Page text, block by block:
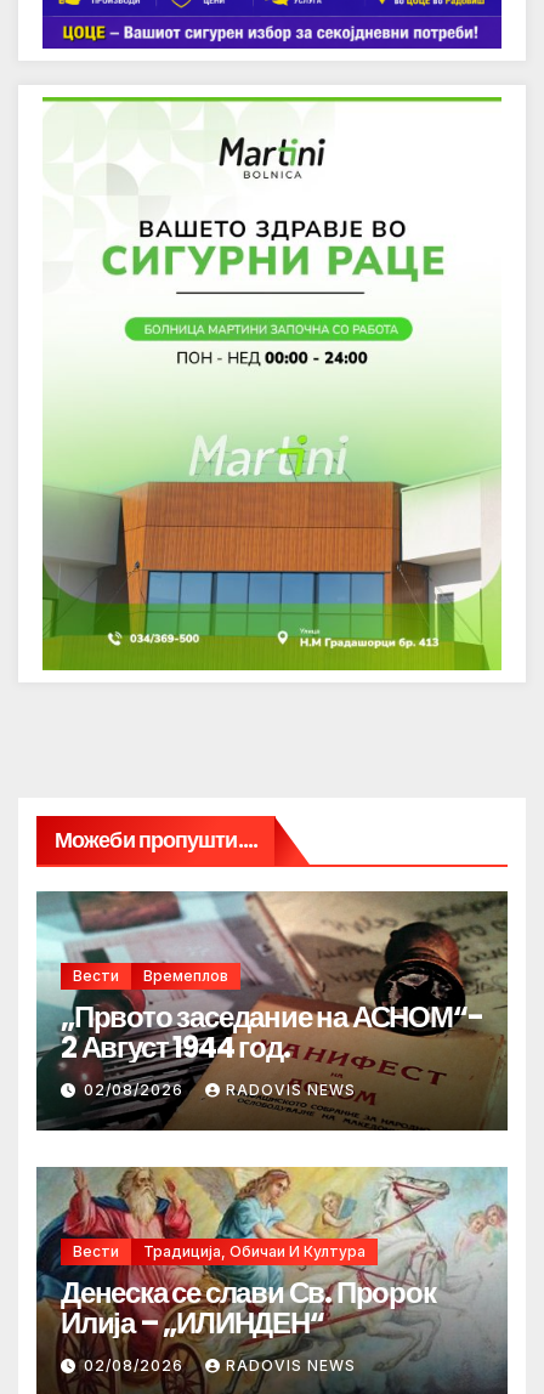
Можеби пропушти....
Вести Времеплов
„Првото заседание на АСНОМ“-
2 Август 1944 год.
02/08/2026 RADOVIS NEWS
Вести Традиција, Обичаи И Култура
Денеска се слави Св. Пророк
Илија – „ИЛИНДЕН“
02/08/2026 RADOVIS NEWS